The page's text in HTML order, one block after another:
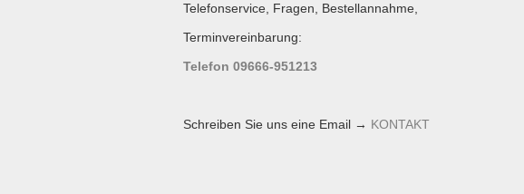
Telefonservice, Fragen, Bestellannahme,
Terminvereinbarung:
Telefon 09666-951213
Schreiben Sie uns eine Email → KONTAKT